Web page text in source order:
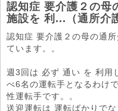
認知症 要介護２の母
施設を 利...（通所介
認知症 要介護２の母の通
ています。。
週3回は 必ず 通い を 利用
べ6名の運転手となるわけ
性運転手です。。
送迎運転は 運転ばかりで